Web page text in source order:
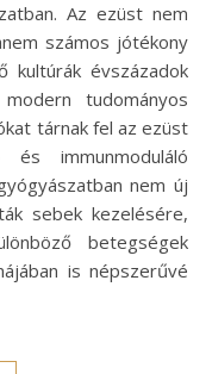
Az ezüst nem
számos jótékony
kultúrák évszázadok
tudományos
tárnak fel az ezüst
és immunmoduláló
nem új
sebek kezelésére,
betegségek
is népszerűvé